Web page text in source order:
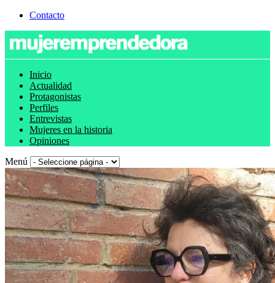
Contacto
Inicio
Actualidad
Protagonistas
Perfiles
Entrevistas
Mujeres en la historia
Opiniones
Menú